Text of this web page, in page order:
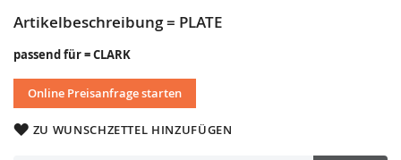
Artikelbeschreibung = PLATE
passend für = CLARK
Online Preisanfrage starten
ZU WUNSCHZETTEL HINZUFÜGEN